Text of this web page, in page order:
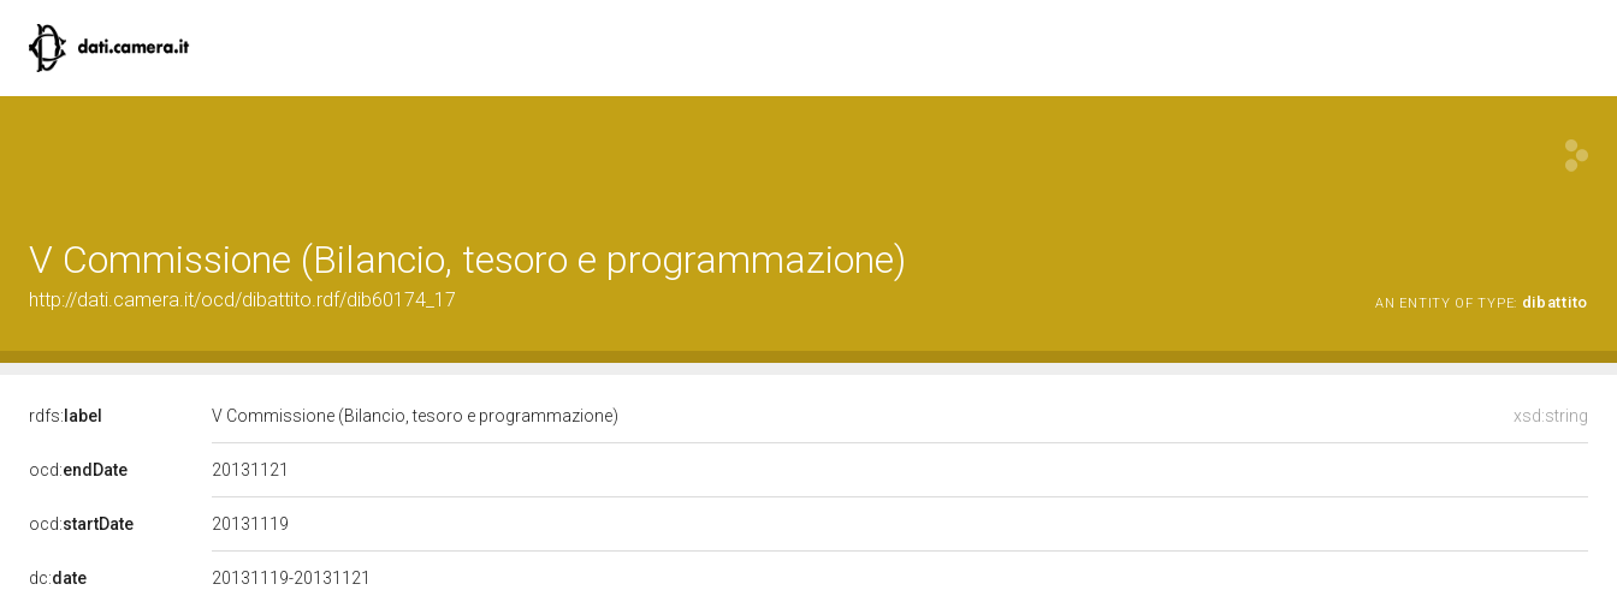
V Commissione (Bilancio, tesoro e programmazione)
http://dati.camera.it/ocd/dibattito.rdf/dib60174_17 AN ENTITY OF TYPE: dibattito
rdfs: label xsd:string
V Commissione (Bilancio, tesoro e programmazione)
ocd:endDate 20131121
ocd:startDate 20131119
dc:date 20131119-20131121